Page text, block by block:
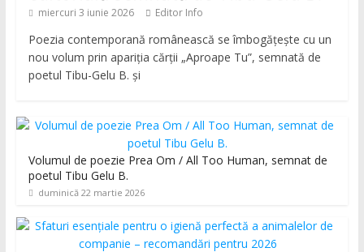
miercuri 3 iunie 2026 Editor Info
Poezia contemporană românească se îmbogățește cu un
nou volum prin apariția cărții „Aproape Tu”, semnată de
poetul Tibu-Gelu B. și
Volumul de poezie Prea Om / All Too Human, semnat de
poetul Tibu Gelu B.
duminică 22 martie 2026